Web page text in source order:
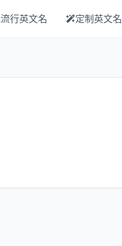
流行英文名 定制英文名